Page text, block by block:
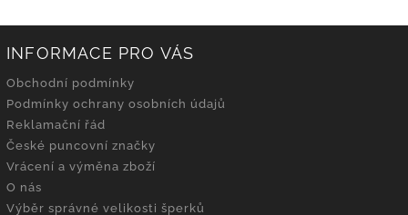
INFORMACE PRO VÁS
Obchodní podmínky
Podmínky ochrany osobních údajů
Reklamační řád
České puncovní značky
Vrácení a výměna zboží
O nás
Výběr správné velikosti šperků